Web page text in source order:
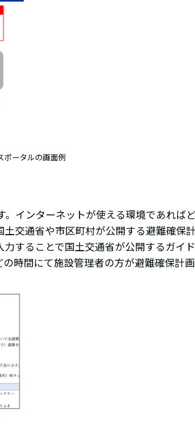
ポータルの画面例
インターネットが使える環境であれば
交通省や市区町村が公開する避難確保
することで国土交通省が公開するガイ
時間にて施設管理者の方が避難確保計